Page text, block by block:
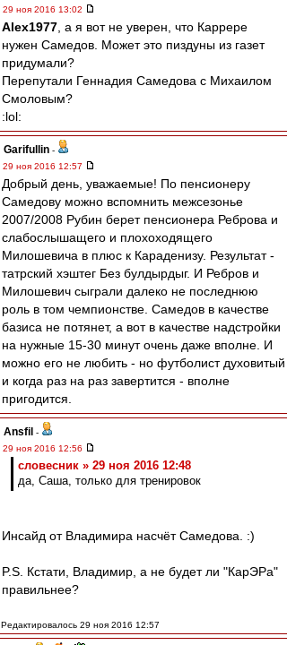
29 ноя 2016 13:02
Alex1977 , а я вот не уверен, что Каррере
нужен Самедов. Может это пиздуны из газет
придумали?
Перепутали Геннадия Самедова с Михаилом
Смоловым?
:lol:
Garifullin -
29 ноя 2016 12:57
Добрый день, уважаемые! По пенсионеру
Самедову можно вспомнить межсезонье
2007/2008 Рубин берет пенсионера Реброва и
слабослышащего и плохоходящего
Милошевича в плюс к Караденизу. Результат -
татрский хэштег Без булдырдыг. И Ребров и
Милошевич сыграли далеко не последнюю
роль в том чемпионстве. Самедов в качестве
базиса не потянет, а вот в качестве надстройки
на нужные 15-30 минут очень даже вполне. И
можно его не любить - но футболист духовитый
и когда раз на раз завертится - вполне
пригодится.
Ansfil -
29 ноя 2016 12:56
словесник » 29 ноя 2016 12:48
да, Саша, только для тренировок
Инсайд от Владимира насчёт Самедова. :)
P.S. Кстати, Владимир, а не будет ли "КарЭРа"
правильнее?
Редактировалось 29 ноя 2016 12:57